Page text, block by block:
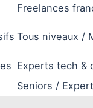
Freelances
Tous niveaux /
Experts tech &
Seniors /